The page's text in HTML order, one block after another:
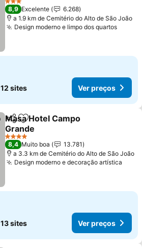
3 Estrelas
8,9 Excelente
6.268
a 1.9 km de Cemitério do Alto de São João
Design moderno e limpo dos quartos
12 sites Ver preços
PartilharAdicionar aos favoritos
Masa Hotel Campo
Grande
4 Estrelas
8,4 Muito boa
13.781
a 3.3 km de Cemitério do Alto de São João
Design moderno e decoração artística
13 sites Ver preços